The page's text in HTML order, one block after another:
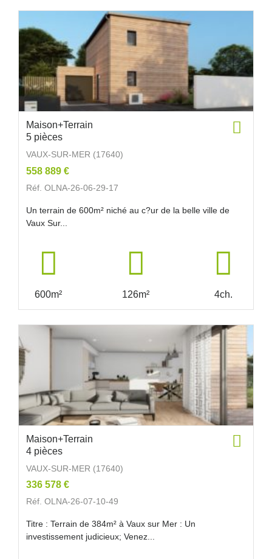
Maison+Terrain
5 pièces
VAUX-SUR-MER (17640)
558 889 €
Réf. OLNA-26-06-29-17
Un terrain de 600m² niché au c?ur de la belle ville de
Vaux Sur...
600m² 126m² 4ch.
Maison+Terrain
4 pièces
VAUX-SUR-MER (17640)
336 578 €
Réf. OLNA-26-07-10-49
Titre : Terrain de 384m² à Vaux sur Mer : Un
investissement judicieux; Venez...